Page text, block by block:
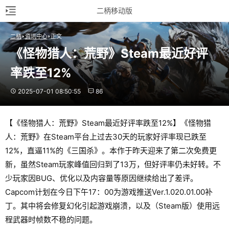
二柄移动版
二柄 资讯中心 正文
《怪物猎人：荒野》Steam最近好评
率跌至12%
2025-07-01 08:50:55 86
【《怪物猎人：荒野》Steam最近好评率跌至12%】《怪物猎
人：荒野》在Steam平台上过去30天的玩家好评率现已跌至
12%，直逼11%的《三国杀》。本作于昨天迎来了第二次免费更
新，虽然Steam玩家峰值回归到了13万，但好评率仍未好转。不
少玩家因BUG、优化以及内容量等原因继续给出了差评。
Capcom计划在今日下午17：00为游戏推送Ver.1.020.01.00补
丁。其中将会修复幻化引起游戏崩溃，以及（Steam版）使用远
程武器时帧数不稳的问题。